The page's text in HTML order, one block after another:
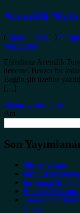
Acemilik
(Oğulcan Özkan)15
yapılmamış
Efendimiz Acemilik
deneme. Benzer bir
Bugün şiir üzerine
[…]
Okumaya devam et
Ara
Son
Şiir ve Anlam
İlhan Berk
Instagram’da Şiir
Psikoloji
Yaratma
Çıkış)